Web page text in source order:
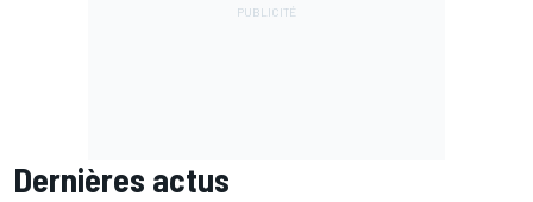
Dernières actus